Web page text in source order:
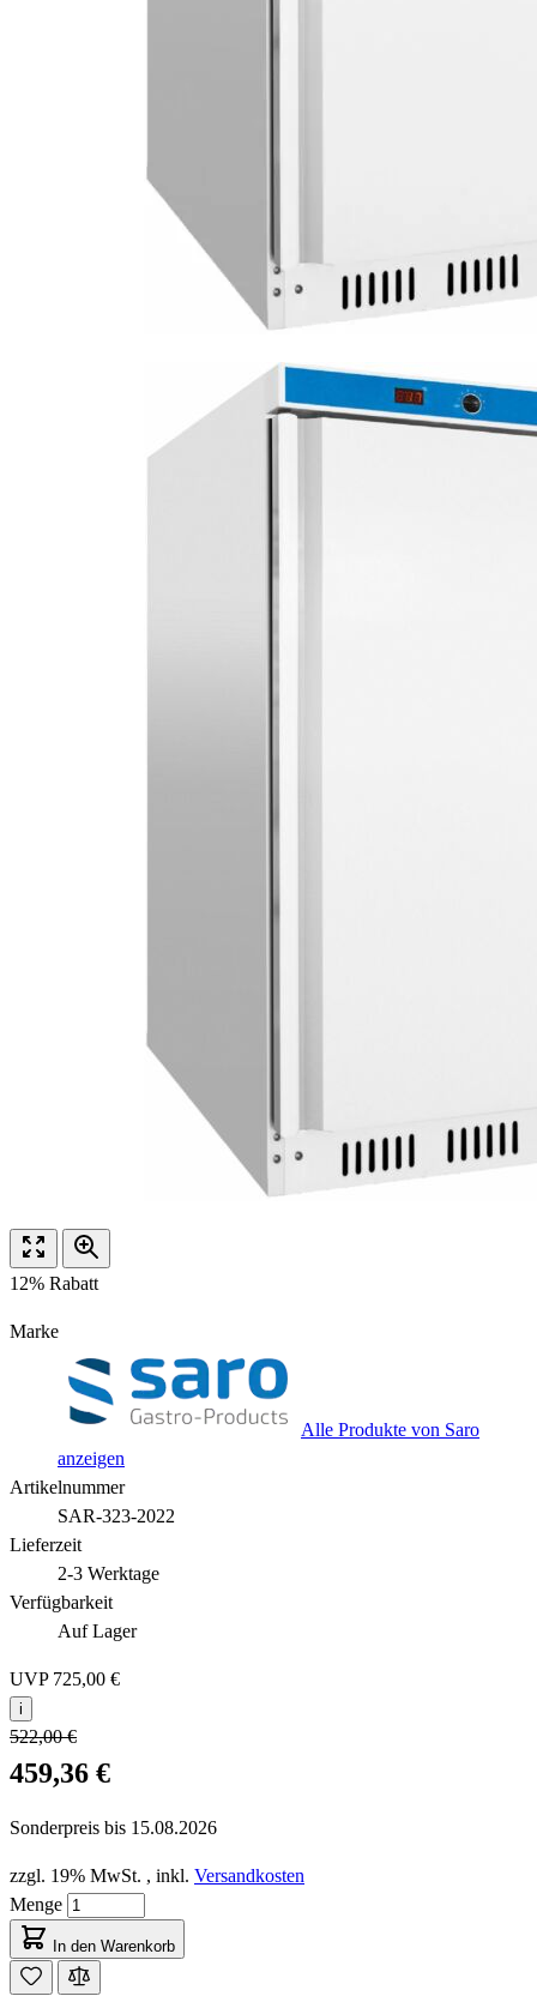
12% Rabatt
Marke
Alle Produkte von Saro
anzeigen
Artikelnummer
SAR-323-2022
Lieferzeit
2-3 Werktage
Verfügbarkeit
Auf Lager
UVP 725,00 €
i
522,00 €
459,36 €
Sonderpreis bis 15.08.2026
zzgl. 19% MwSt. , inkl. Versandkosten
Menge
In den Warenkorb